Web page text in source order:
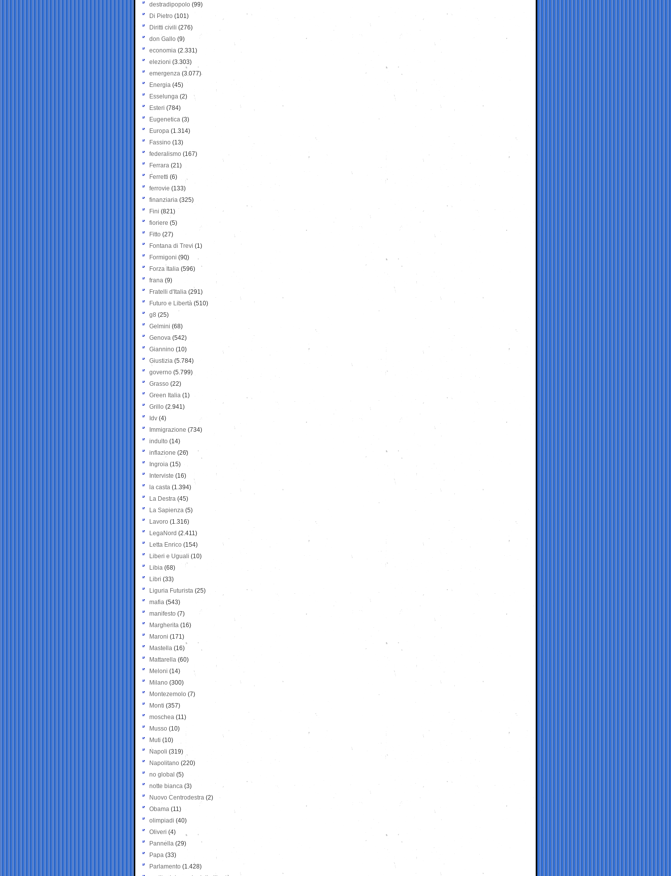
destradipopolo (99)
Di Pietro (101)
Diritti civili (276)
don Gallo (9)
economia (2.331)
elezioni (3.303)
emergenza (3.077)
Energia (45)
Esselunga (2)
Esteri (784)
Eugenetica (3)
Europa (1.314)
Fassino (13)
federalismo (167)
Ferrara (21)
Ferretti (6)
ferrovie (133)
finanziaria (325)
Fini (821)
fioriere (5)
Fitto (27)
Fontana di Trevi (1)
Formigoni (90)
Forza Italia (596)
frana (9)
Fratelli d'Italia (291)
Futuro e Libertà (510)
g8 (25)
Gelmini (68)
Genova (542)
Giannino (10)
Giustizia (5.784)
governo (5.799)
Grasso (22)
Green Italia (1)
Grillo (2.941)
Idv (4)
Immigrazione (734)
indulto (14)
inflazione (26)
Ingroia (15)
Interviste (16)
la casta (1.394)
La Destra (45)
La Sapienza (5)
Lavoro (1.316)
LegaNord (2.411)
Letta Enrico (154)
Liberi e Uguali (10)
Libia (68)
Libri (33)
Liguria Futurista (25)
mafia (543)
manifesto (7)
Margherita (16)
Maroni (171)
Mastella (16)
Mattarella (60)
Meloni (14)
Milano (300)
Montezemolo (7)
Monti (357)
moschea (11)
Musso (10)
Muti (10)
Napoli (319)
Napolitano (220)
no global (5)
notte bianca (3)
Nuovo Centrodestra (2)
Obama (11)
olimpiadi (40)
Oliveri (4)
Pannella (29)
Papa (33)
Parlamento (1.428)